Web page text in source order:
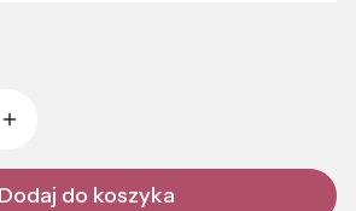
Dodaj do koszyka